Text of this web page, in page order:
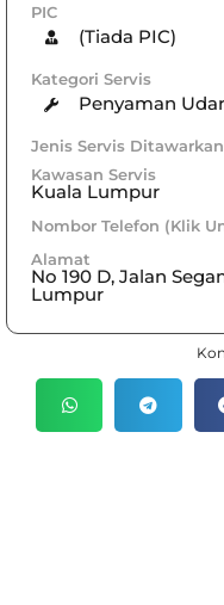
PIC
(Tiada PIC)
Kategori Servis
Penyaman
Jenis Servis Ditawarkan
Kawasan Servis
Kuala Lumpur
Nombor Telefon (Klik
Alamat
No 190 D, Jalan
Lumpur